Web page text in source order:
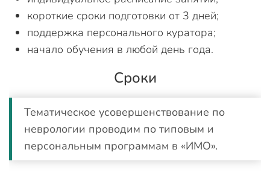
короткие сроки подготовки от 3 дней;
поддержка персонального куратора;
начало обучения в любой день года.
Сроки
Тематическое усовершенствование по
неврологии проводим по типовым и
персональным программам в «ИМО».